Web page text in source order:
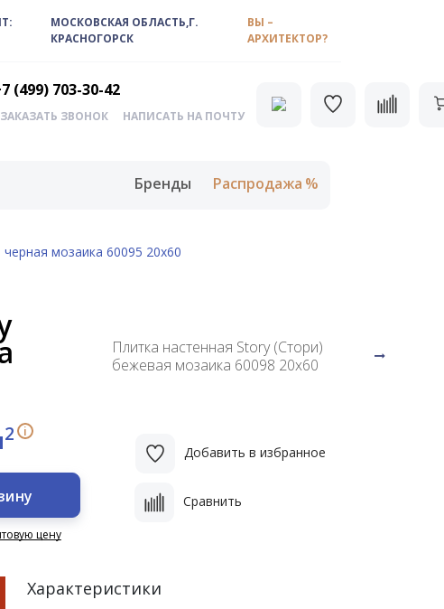
МОСКОВСКАЯ ОБЛАСТЬ,Г.
КРАСНОГОРСК
ВЫ –
АРХИТЕКТОР?
(499) 703-30-42
ЗАКАЗАТЬ ЗВОНОК НАПИСАТЬ НА ПОЧТУ
Бренды Распродажа
мозаика 60095 20х60
Плитка настенная Story (Стори)
бежевая мозаика 60098 20х60
2 i
цену
Добавить в избранное
Сравнить
Характеристики